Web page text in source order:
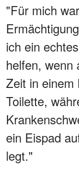
"Für mich
ich ein
helfen, wenn
Zeit in einem
Toilette,
ein Eispad
legt."